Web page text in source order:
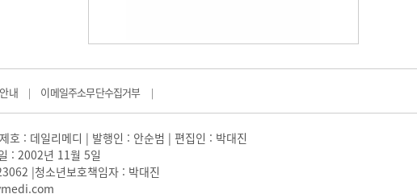
내 | 이메일주소무단수집거부 |
: 데일리메디 | 발행인 : 안순범 | 편집인 : 박대진
: 2002년 11월 5일
|청소년보호책임자 : 박대진